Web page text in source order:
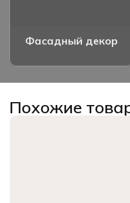
Фасадный декор
Похожие